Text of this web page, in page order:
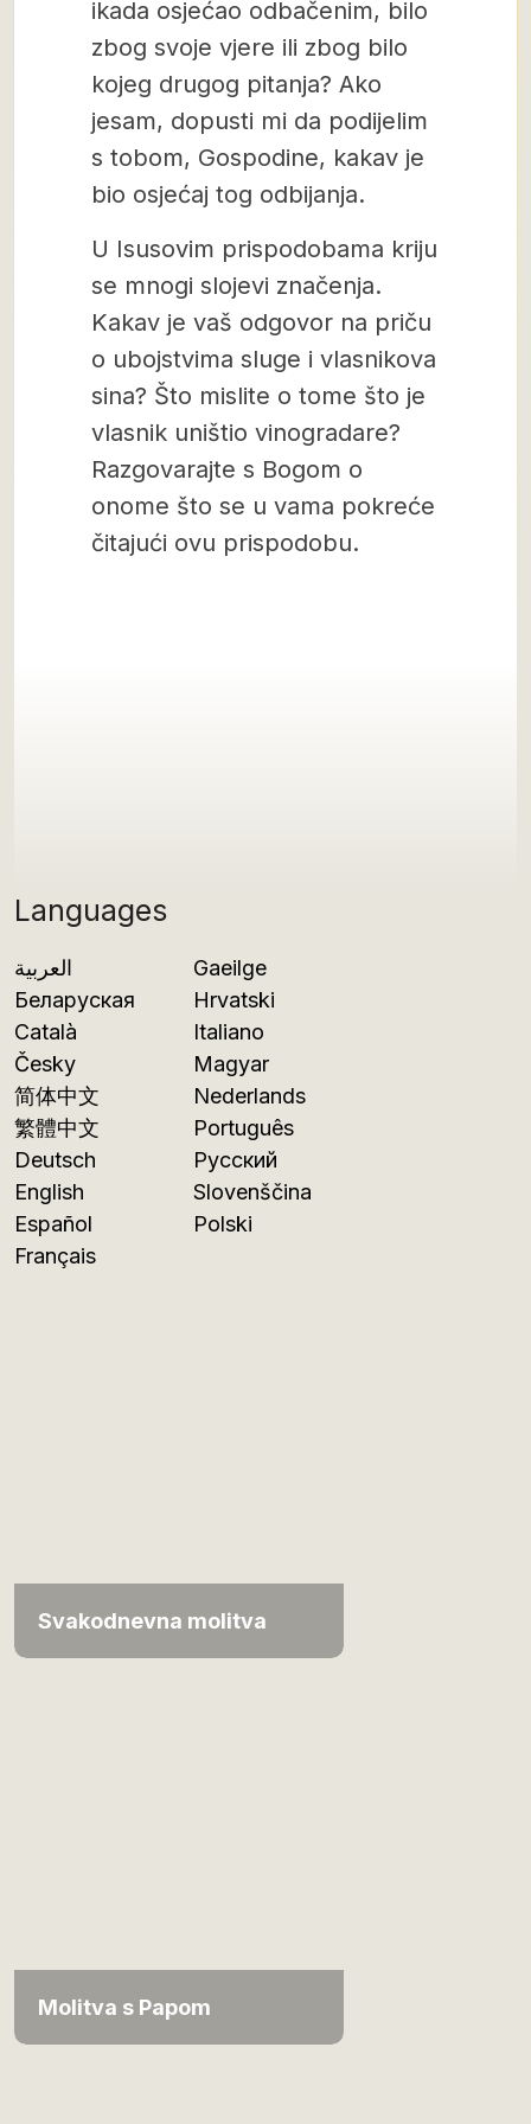
Languages
العربية
Беларуская
Català
Česky
简体中文
繁體中文
Deutsch
English
Español
Français
Gaeilge
Hrvatski
Italiano
Magyar
Nederlands
Português
Русский
Slovenščina
Polski
Svakodnevna molitva
Molitva s Papom
ikada osjećao odbačenim, bilo
zbog svoje vjere ili zbog bilo
kojeg drugog pitanja? Ako
jesam, dopusti mi da podijelim
s tobom, Gospodine, kakav je
bio osjećaj tog odbijanja.
U Isusovim prispodobama kriju
se mnogi slojevi značenja.
Kakav je vaš odgovor na priču
o ubojstvima sluge i vlasnikova
sina? Što mislite o tome što je
vlasnik uništio vinogradare?
Razgovarajte s Bogom o
onome što se u vama pokreće
čitajući ovu prispodobu.